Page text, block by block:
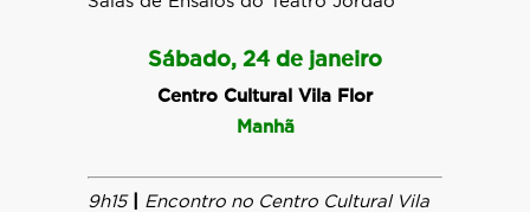
Sábado, 24 de janeiro
Centro Cultural Vila Flor
Manhã
9h15|
Encontro no Centro Cultural Vila